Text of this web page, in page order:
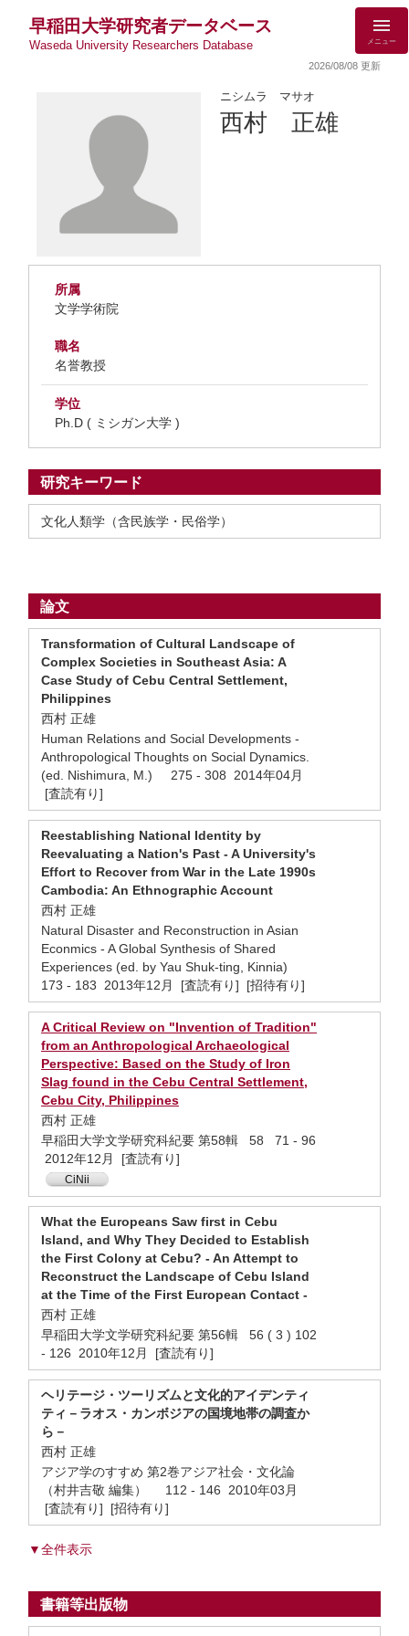
早稲田大学研究者データベース
Waseda University Researchers Database メニュー
2026/08/08 更新
ニシムラ マサオ
西村 正雄
所属
文学学術院
職名
名誉教授
学位
Ph.D ( ミシガン大学 )
研究キーワード
文化人類学（含民族学・民俗学）
論文
Transformation of Cultural Landscape of
Complex Societies in Southeast Asia: A
Case Study of Cebu Central Settlement,
Philippines
西村 正雄
Human Relations and Social Developments -
Anthropological Thoughts on Social Dynamics.
(ed. Nishimura, M.) 275 - 308 2014年04月
[査読有り]
Reestablishing National Identity by
Reevaluating a Nation's Past - A University's
Effort to Recover from War in the Late 1990s
Cambodia: An Ethnographic Account
西村 正雄
Natural Disaster and Reconstruction in Asian
Econmics - A Global Synthesis of Shared
Experiences (ed. by Yau Shuk-ting, Kinnia)
173 - 183 2013年12月 [査読有り] [招待有り]
A Critical Review on "Invention of Tradition"
from an Anthropological Archaeological
Perspective: Based on the Study of Iron
Slag found in the Cebu Central Settlement,
Cebu City, Philippines
西村 正雄
早稲田大学文学研究科紀要 第58輯 58 71 - 96
2012年12月 [査読有り]
CiNii
What the Europeans Saw first in Cebu
Island, and Why They Decided to Establish
the First Colony at Cebu? - An Attempt to
Reconstruct the Landscape of Cebu Island
at the Time of the First European Contact -
西村 正雄
早稲田大学文学研究科紀要 第56輯 56 ( 3 ) 102
- 126 2010年12月 [査読有り]
ヘリテージ・ツーリズムと文化的アイデンティ
ティ－ラオス・カンボジアの国境地帯の調査か
ら－
西村 正雄
アジア学のすすめ 第2巻アジア社会・文化論
（村井吉敬 編集） 112 - 146 2010年03月
[査読有り] [招待有り]
▼全件表示
書籍等出版物